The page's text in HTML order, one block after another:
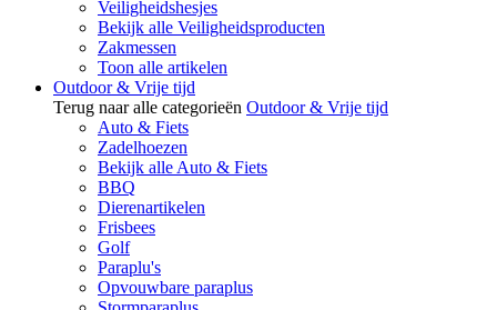
Veiligheidshesjes
Bekijk alle Veiligheidsproducten
Zakmessen
Toon alle artikelen
Outdoor & Vrije tijd
Terug naar alle categorieën Outdoor & Vrije tijd
Auto & Fiets
Zadelhoezen
Bekijk alle Auto & Fiets
BBQ
Dierenartikelen
Frisbees
Golf
Paraplu's
Opvouwbare paraplus